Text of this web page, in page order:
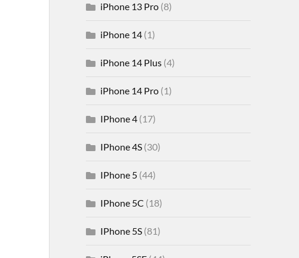
iPhone 13 Pro(8)
iPhone 14(1)
iPhone 14 Plus(4)
iPhone 14 Pro(1)
IPhone 4(17)
IPhone 4S(30)
IPhone 5(44)
IPhone 5C (18)
IPhone 5S(81)